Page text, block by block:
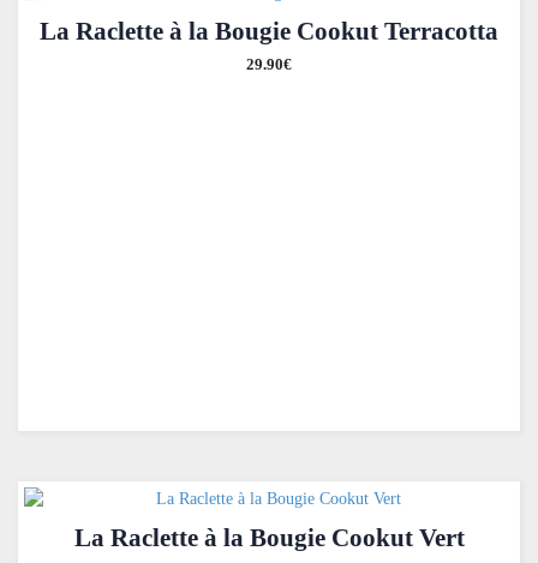
La Raclette à la Bougie Cookut Terracotta
29.90€
La Raclette à la Bougie Cookut Vert